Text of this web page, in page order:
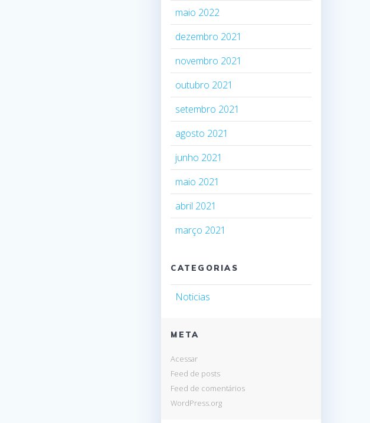
maio 2022
dezembro 2021
novembro 2021
outubro 2021
setembro 2021
agosto 2021
junho 2021
maio 2021
abril 2021
março 2021
CATEGORIAS
Noticias
META
Acessar
Feed de posts
Feed de comentários
WordPress.org